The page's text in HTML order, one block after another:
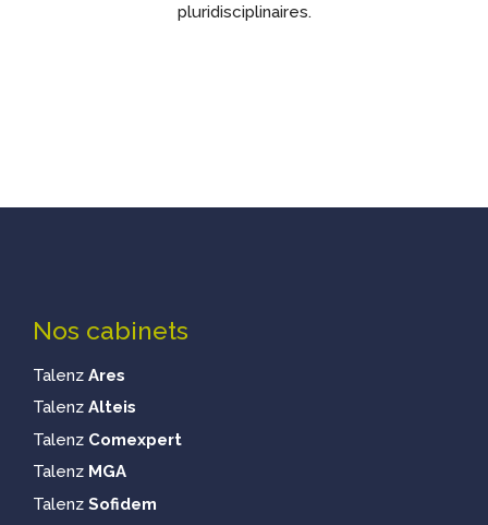
pluridisciplinaires.
Nos cabinets
Talenz Ares
Talenz Alteis
Talenz Comexpert
Talenz MGA
Talenz Sofidem